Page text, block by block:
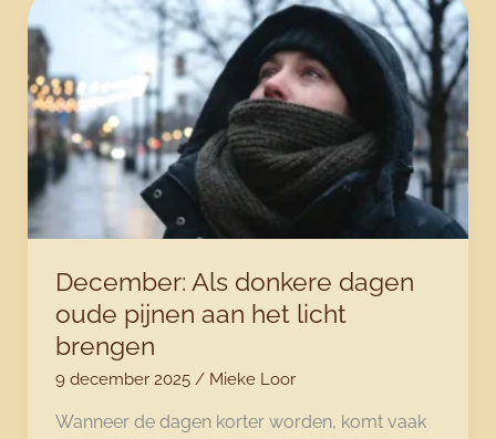
na
de
storm
vaak
het
December: Als donkere dagen
oude pijnen aan het licht
brengen
9 december 2025 / Mieke Loor
Wanneer de dagen korter worden, komt vaak